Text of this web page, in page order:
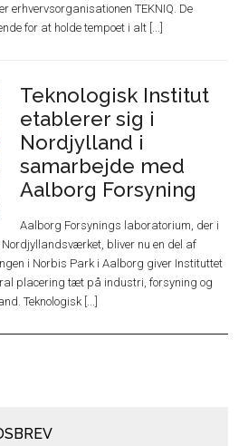
erhvervsorganisationen TEKNIQ. De
for at holde tempoet i alt [...]
Teknologisk Institut
etablerer sig i
Nordjylland i
samarbejde med
Aalborg Forsyning
Aalborg Forsynings laboratorium, der i
bliver nu en del af
i Norbis Park i Aalborg giver Instituttet
placering tæt på industri, forsyning og
Teknologisk [...]